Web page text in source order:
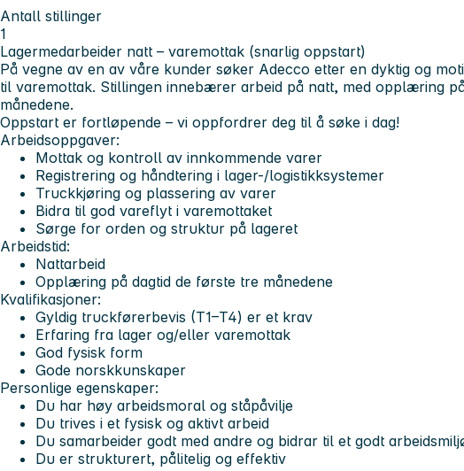
Antall stillinger
1
Lagermedarbeider natt – varemottak (snarlig oppstart)
På vegne av en av våre kunder søker Adecco etter en dyktig og
til varemottak. Stillingen innebærer arbeid på natt, med opplæring
månedene.
Oppstart er fortløpende – vi oppfordrer deg til å søke i dag!
Arbeidsoppgaver:
Mottak og kontroll av innkommende varer
Registrering og håndtering i lager-/logistikksystemer
Truckkjøring og plassering av varer
Bidra til god vareflyt i varemottaket
Sørge for orden og struktur på lageret
Arbeidstid:
Nattarbeid
Opplæring på dagtid de første tre månedene
Kvalifikasjoner:
Gyldig truckførerbevis (T1–T4) er et krav
Erfaring fra lager og/eller varemottak
God fysisk form
Gode norskkunskaper
Personlige egenskaper:
Du har høy arbeidsmoral og ståpåvilje
Du trives i et fysisk og aktivt arbeid
Du samarbeider godt med andre og bidrar til et godt
Du er strukturert, pålitelig og effektiv